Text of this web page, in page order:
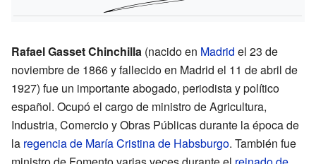
Rafael Gasset Chinchilla (nacido en Madrid el 23 de
noviembre de 1866 y fallecido en Madrid el 11 de abril de
1927) fue un importante abogado, periodista y político
español. Ocupó el cargo de ministro de Agricultura,
Industria, Comercio y Obras Públicas durante la época de
la regencia de María Cristina de Habsburgo. También fue